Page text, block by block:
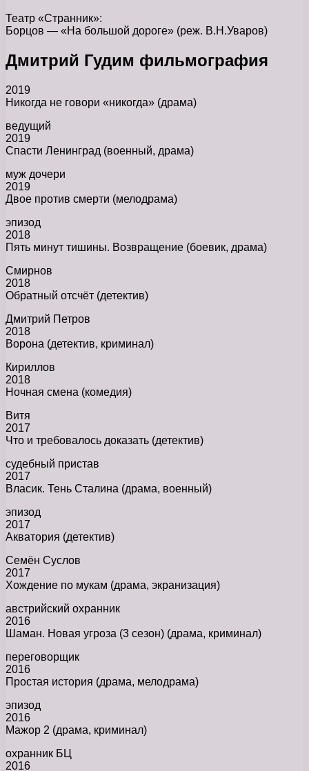
Театр «Странник»:
Борцов — «На большой дороге» (реж. В.Н.Уваров)
Дмитрий Гудим фильмография
2019
Никогда не говори «никогда» (драма)
ведущий
2019
Спасти Ленинград (военный, драма)
муж дочери
2019
Двое против смерти (мелодрама)
эпизод
2018
Пять минут тишины. Возвращение (боевик, драма)
Смирнов
2018
Обратный отсчёт (детектив)
Дмитрий Петров
2018
Ворона (детектив, криминал)
Кириллов
2018
Ночная смена (комедия)
Витя
2017
Что и требовалось доказать (детектив)
судебный пристав
2017
Власик. Тень Сталина (драма, военный)
эпизод
2017
Акватория (детектив)
Семён Суслов
2017
Хождение по мукам (драма, экранизация)
австрийский охранник
2016
Шаман. Новая угроза (3 сезон) (драма, криминал)
переговорщик
2016
Простая история (драма, мелодрама)
эпизод
2016
Мажор 2 (драма, криминал)
охранник БЦ
2016